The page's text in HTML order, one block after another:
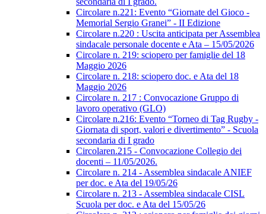
Circolare n.221: Evento “Giornate del Gioco -
Memorial Sergio Granei” - II Edizione
Circolare n.220 : Uscita anticipata per Assemblea
sindacale personale docente e Ata – 15/05/2026
Circolare n. 219: sciopero per famiglie del 18
Maggio 2026
Circolare n. 218: sciopero doc. e Ata del 18
Maggio 2026
Circolare n. 217 : Convocazione Gruppo di
lavoro operativo (GLO)
Circolare n.216: Evento “Torneo di Tag Rugby -
Giornata di sport, valori e divertimento” - Scuola
secondaria di I grado
Circolaren.215 - Convocazione Collegio dei
docenti – 11/05/2026.
Circolare n. 214 - Assemblea sindacale ANIEF
per doc. e Ata del 19/05/26
Circolare n. 213 - Assemblea sindacale CISL
Scuola per doc. e Ata del 15/05/26